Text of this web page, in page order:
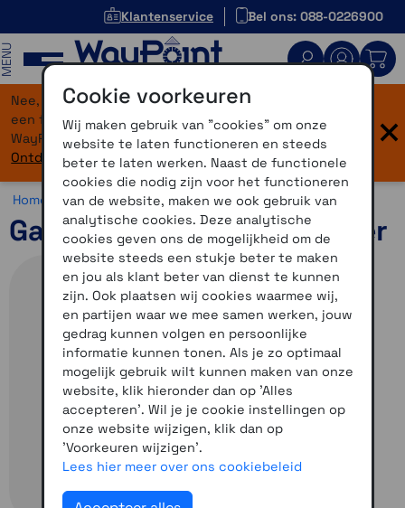
Klantenservice Bel ons: 088-0226900
Nee, je bent niet verdwaald! Onze website heeft
een flinke upgrade gekregen. Dezelfde vertrouwde
WayPoint-service, maar dan in een modern jasje.
Ontdek hier wat er allemaal nieuw is.
×
Home >Navigatie >Wandelnavigatie > Garmin inReach
Garmin inReach Messenger
Cookie voorkeuren
Wij maken gebruik van "cookies" om onze
website te laten functioneren en steeds
beter te laten werken. Naast de functionele
cookies die nodig zijn voor het functioneren
van de website, maken we ook gebruik van
analytische cookies. Deze analytische
cookies geven ons de mogelijkheid om de
website steeds een stukje beter te maken
en jou als klant beter van dienst te kunnen
zijn. Ook plaatsen wij cookies waarmee wij,
en partijen waar we mee samen werken, jouw
gedrag kunnen volgen en persoonlijke
informatie kunnen tonen. Als je zo optimaal
mogelijk gebruik wilt kunnen maken van onze
website, klik hieronder dan op 'Alles
accepteren'. Wil je je cookie instellingen op
onze website wijzigen, klik dan op
'Voorkeuren wijzigen'.
Lees hier meer over ons cookiebeleid